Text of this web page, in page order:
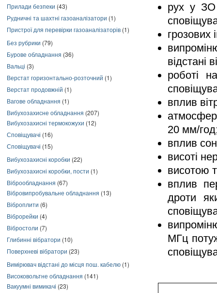
Прилади безпеки (43)
Рудничні та шахтні газоаналізатори (1)
Пристрої для перевірки газоаналізаторів (1)
Без рубрики (79)
Бурове обладнання (36)
Вальці (3)
Верстат горизонтально-розточний (1)
Верстат продовжній (1)
Вагове обладнання (1)
Вибухозахисне обладнання (207)
Вибухозахисні термокожухи (12)
Сповіщувачі (16)
Сповіщувачі (15)
Вибухозахисні коробки (22)
Вибухозахисні коробки, пости (1)
Віброобладнання (67)
Вібровипробувальне обладнання (13)
Віброплити (6)
Віброрейки (4)
Вібростоли (7)
Глибинні вібратори (10)
Поверхневі вібратори (23)
Вимірювач відстані до місця пош. кабелю (1)
Високовольтне обладнання (141)
Вакуумні вимикачі (23)
рух у ЗО
грозових
відстані
роботі
вплив
20 мм/
вплив
висоті
висотою
вплив
дроти
МГц